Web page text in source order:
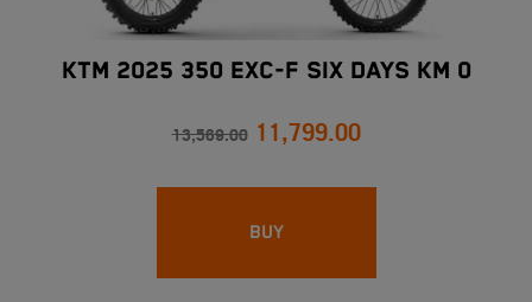
KTM 2025 350 EXC-F SIX DAYS Km 0
13,569.00 11,799.00
BUY